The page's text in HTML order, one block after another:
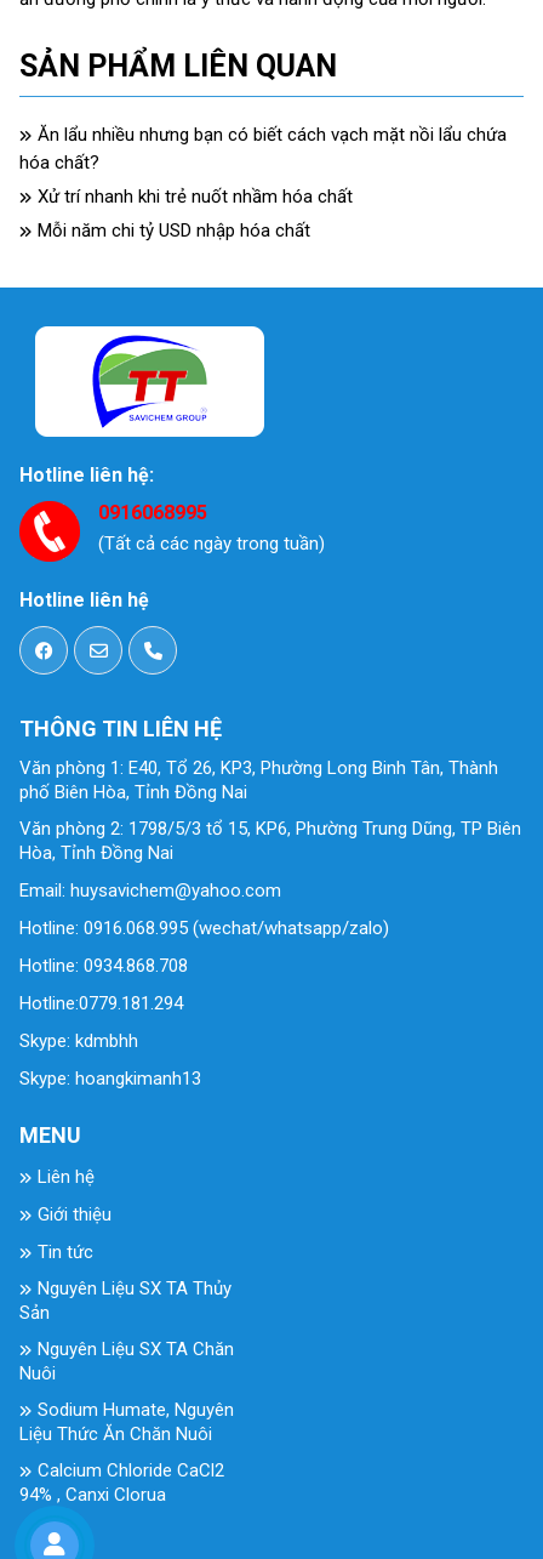
SẢN PHẨM LIÊN QUAN
Ăn lẩu nhiều nhưng bạn có biết cách vạch mặt nồi lẩu chứa
hóa chất?
Xử trí nhanh khi trẻ nuốt nhầm hóa chất
Mỗi năm chi tỷ USD nhập hóa chất
Hotline liên hệ:
0916068995
(Tất cả các ngày trong tuần)
Hotline liên hệ
THÔNG TIN LIÊN HỆ
Văn phòng 1: E40, Tổ 26, KP3, Phường Long Binh Tân, Thành
phố Biên Hòa, Tỉnh Đồng Nai
Văn phòng 2: 1798/5/3 tổ 15, KP6, Phường Trung Dũng, TP Biên
Hòa, Tỉnh Đồng Nai
Email: huysavichem@yahoo.com
Hotline: 0916.068.995 (wechat/whatsapp/zalo)
Hotline: 0934.868.708
Hotline:0779.181.294
Skype: kdmbhh
Skype: hoangkimanh13
MENU
Liên hệ
Giới thiệu
Tin tức
Nguyên Liệu SX TA Thủy
Sản
Nguyên Liệu SX TA Chăn
Nuôi
Sodium Humate, Nguyên
Liệu Thức Ăn Chăn Nuôi
Calcium Chloride CaCl2
94% , Canxi Clorua